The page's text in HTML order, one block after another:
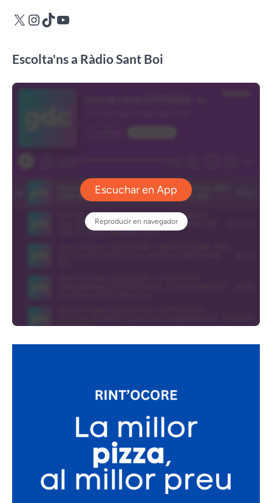
X Instagram
TikTokYouTube
Escolta'ns a Ràdio Sant Boi